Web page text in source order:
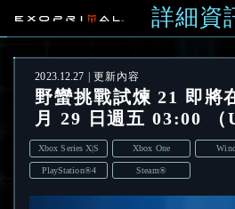
詳細資
2023.12.27 更新內容
野蠻挑戰試煉 21 即將
月 29 日週五 03:00 （
Xbox Series X|S Xbox One
PlayStation®4 Steam®